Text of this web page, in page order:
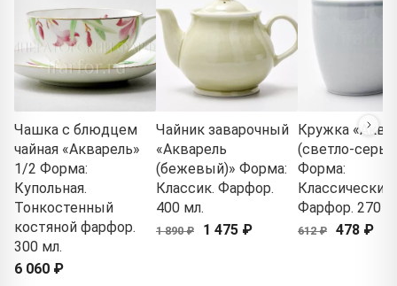
Чашка с блюдцем
чайная «Акварель»
1/2 Форма:
Купольная.
Тонкостенный
костяной фарфор.
300 мл.
6 060 ₽
Чайник заварочный
«Акварель
(бежевый)» Форма:
Классик. Фарфор.
400 мл.
1 890 ₽ 1 475 ₽
Кружка
(светло-
Форма:
Классический.
Фарфор. 270
612 ₽ 478 ₽